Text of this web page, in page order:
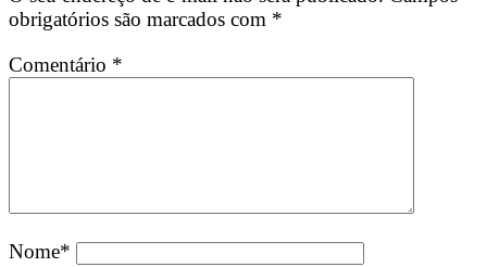
obrigatórios são marcados com *
Comentário *
Nome*